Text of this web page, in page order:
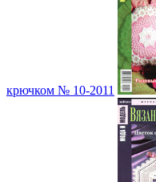
крючком № 10-2011